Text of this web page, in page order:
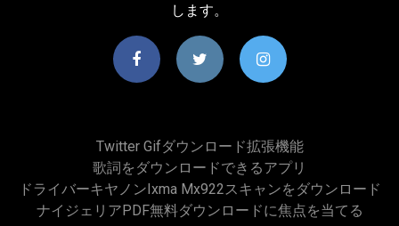
します。
Twitter Gifダウンロード拡張機能
歌詞をダウンロードできるアプリ
ドライバーキヤノンixma Mx922スキャンをダウンロード
ナイジェリアPDF無料ダウンロードに焦点を当てる